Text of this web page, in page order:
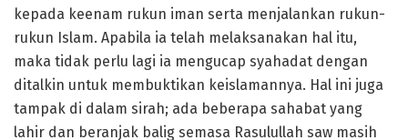
kepada keenam rukun iman serta menjalankan rukun-
rukun Islam. Apabila ia telah melaksanakan hal itu,
maka tidak perlu lagi ia mengucap syahadat dengan
ditalkin untuk membuktikan keislamannya. Hal ini juga
tampak di dalam sirah; ada beberapa sahabat yang
lahir dan beranjak balig semasa Rasulullah saw masih